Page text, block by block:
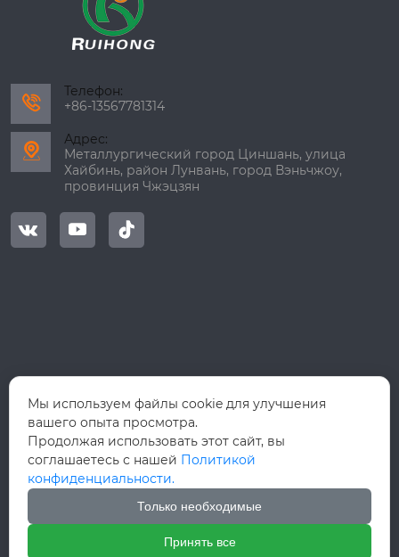

Телефон:
+86-13567781314

Адрес:
Металлургический город Циншань, улица
Хайбинь, район Лунвань, город Вэньчжоу,
провинция Чжэцзян
  
Мы используем файлы cookie для улучшения
вашего опыта просмотра.
Продолжая использовать этот сайт, вы
соглашаетесь с нашей Политикой
конфиденциальности.
Только необходимые
Принять все